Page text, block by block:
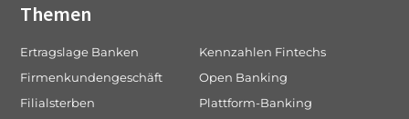
Themen
Ertragslage Banken
Kennzahlen Fintechs
Firmenkundengeschäft
Open Banking
Filialsterben
Plattform-Banking